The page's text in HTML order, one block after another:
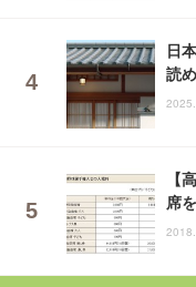
日
読
【
席